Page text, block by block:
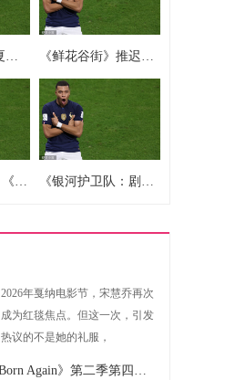
美记: 篮网队今夏拟顶薪挖角里夫斯, 四年1.79亿 《鲜花谷街》推迟上映 海瑟薇伊万再合作
金球奖提名公布 《艾米莉亚·佩雷斯》创纪录领跑 《银河护卫队：剧情版》评级暗示Switch 2即将发布
2026年戛纳电影节，宋慧乔再次
成为红毯焦点。但这一次，引发
热议的不是她的礼服，
《Daredevil: Born Again》第二季第四集或